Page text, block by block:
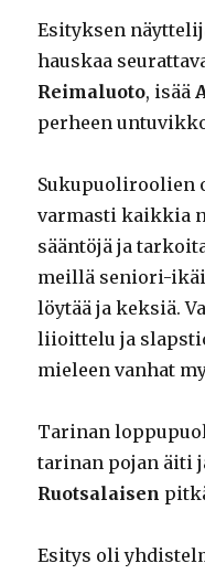
Esityksen
hauskaa
Reimaluoto, isää
perheen
Sukupuoliroolien
varmasti kaikkia
sääntöjä ja
meillä seniori-
löytää ja keksiä.
liioittelu ja
mieleen vanhat
Tarinan
tarinan pojan äiti
Ruotsalaisen
Esitys oli